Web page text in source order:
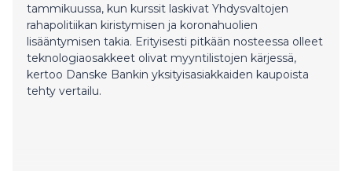
tammikuussa, kun kurssit laskivat Yhdysvaltojen
rahapolitiikan kiristymisen ja koronahuolien
lisääntymisen takia. Erityisesti pitkään nosteessa olleet
teknologiaosakkeet olivat myyntilistojen kärjessä,
kertoo Danske Bankin yksityisasiakkaiden kaupoista
tehty vertailu.